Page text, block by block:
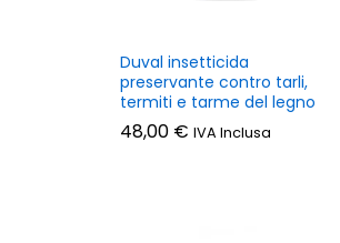
Duval insetticida
preservante contro tarli,
termiti e tarme del legno
48,00 € IVA Inclusa